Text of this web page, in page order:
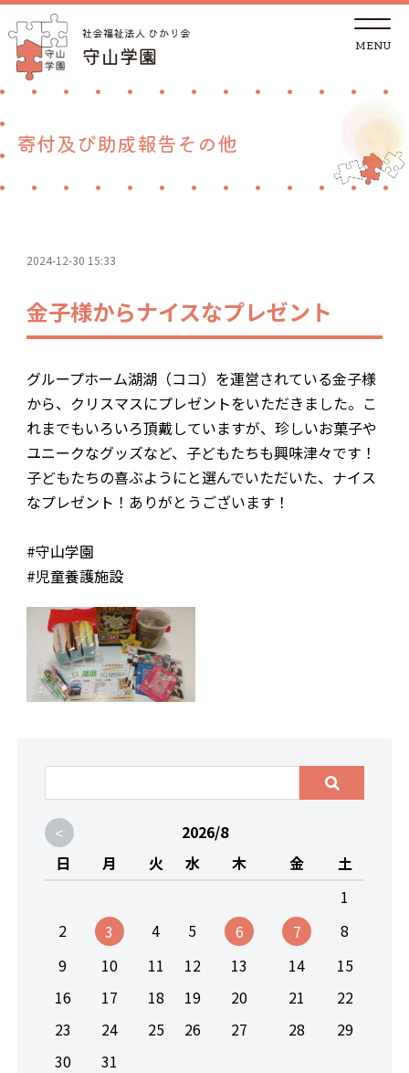
t
g
a
g
a
トップページ
児童養護施設
ご支援
採用情報
お問合わせ
寄付及び助成報告その他
2024-12-30 15:33
金子様からナイスなプレゼント
グループホーム湖湖（ココ）を運営されている金子様
から、クリスマスにプレゼントをいただきました。こ
れまでもいろいろ頂戴していますが、珍しいお菓子や
ユニークなグッズなど、子どもたちも興味津々です！
子どもたちの喜ぶようにと選んでいただいた、ナイス
なプレゼント！ありがとうございます！
#守山学園
#児童養護施設
<
2026/8
日
月 火 水 木 金
土
1
2
3 4 5 6 7
8
9
10 11 12 13 14
15
16
17 18 19 20 21
22
23
24 25 26 27 28
29
30
31